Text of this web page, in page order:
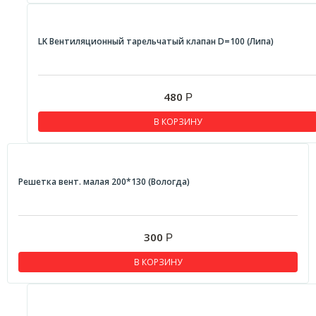
LK Вентиляционный тарельчатый клапан D=100 (Липа)
480 Р
В КОРЗИНУ
Решетка вент. малая 200*130 (Вологда)
300 Р
В КОРЗИНУ